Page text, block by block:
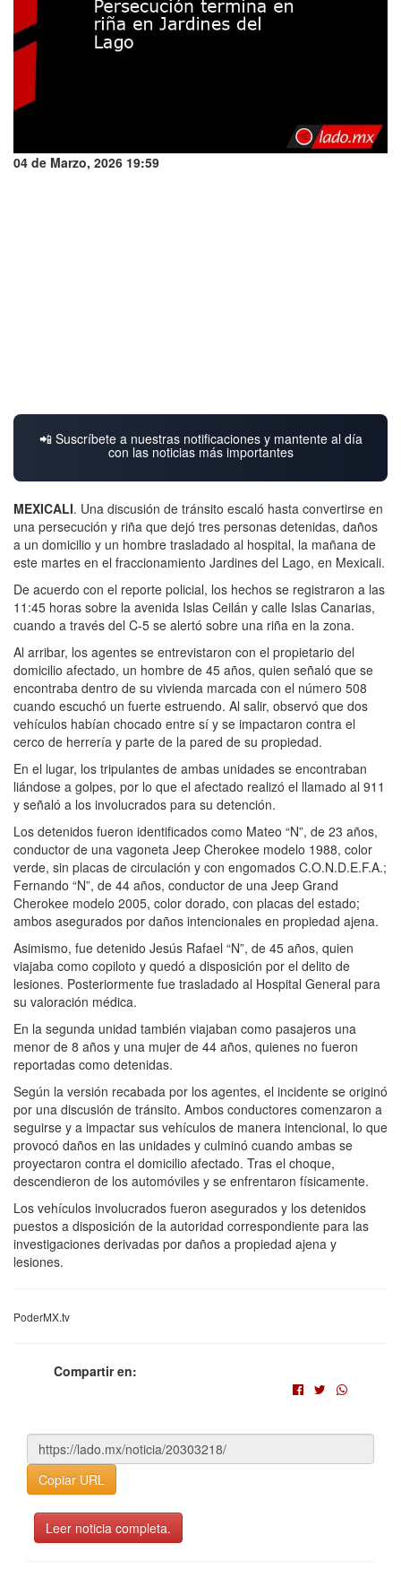
04 de Marzo, 2026 19:59
📲 Suscríbete a nuestras notificaciones y mantente al día
con las noticias más importantes
MEXICALI. Una discusión de tránsito escaló hasta convertirse en
una persecución y riña que dejó tres personas detenidas, daños
a un domicilio y un hombre trasladado al hospital, la mañana de
este martes en el fraccionamiento Jardines del Lago, en Mexicali.
De acuerdo con el reporte policial, los hechos se registraron a las
11:45 horas sobre la avenida Islas Ceilán y calle Islas Canarias,
cuando a través del C-5 se alertó sobre una riña en la zona.
Al arribar, los agentes se entrevistaron con el propietario del
domicilio afectado, un hombre de 45 años, quien señaló que se
encontraba dentro de su vivienda marcada con el número 508
cuando escuchó un fuerte estruendo. Al salir, observó que dos
vehículos habían chocado entre sí y se impactaron contra el
cerco de herrería y parte de la pared de su propiedad.
En el lugar, los tripulantes de ambas unidades se encontraban
liándose a golpes, por lo que el afectado realizó el llamado al 911
y señaló a los involucrados para su detención.
Los detenidos fueron identificados como Mateo “N”, de 23 años,
conductor de una vagoneta Jeep Cherokee modelo 1988, color
verde, sin placas de circulación y con engomados C.O.N.D.E.F.A.;
Fernando “N”, de 44 años, conductor de una Jeep Grand
Cherokee modelo 2005, color dorado, con placas del estado;
ambos asegurados por daños intencionales en propiedad ajena.
Asimismo, fue detenido Jesús Rafael “N”, de 45 años, quien
viajaba como copiloto y quedó a disposición por el delito de
lesiones. Posteriormente fue trasladado al Hospital General para
su valoración médica.
En la segunda unidad también viajaban como pasajeros una
menor de 8 años y una mujer de 44 años, quienes no fueron
reportadas como detenidas.
Según la versión recabada por los agentes, el incidente se originó
por una discusión de tránsito. Ambos conductores comenzaron a
seguirse y a impactar sus vehículos de manera intencional, lo que
provocó daños en las unidades y culminó cuando ambas se
proyectaron contra el domicilio afectado. Tras el choque,
descendieron de los automóviles y se enfrentaron físicamente.
Los vehículos involucrados fueron asegurados y los detenidos
puestos a disposición de la autoridad correspondiente para las
investigaciones derivadas por daños a propiedad ajena y
lesiones.
PoderMX.tv
Compartir en:
Copiar URL
Leer noticia completa.